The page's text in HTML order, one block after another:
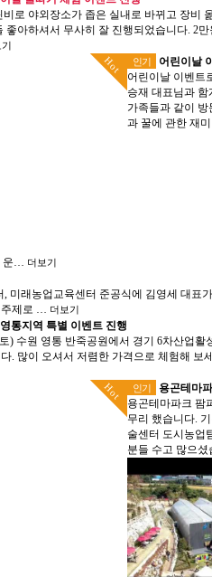
비로 야외장소가 좁은 실내로 바뀌고 장비
좋아하셔서 무사히 잘 진행되었습니다. 2
Hot 인기
어린이날 이벤
어린이날 이벤트
승재 대표님과
가족들과 같이
과 꿀에 관한 재
운… 더보기
미래농업교육센터 준공식에 김영세 대표
주제로 … 더보기
통지역 특별 이벤트 진행
) 수원 영통 반죽공원에서 경기 6차산업
. 많이 오셔서 저렴한 가격으로 체험해 보
Hot 인기
용곤테마
용곤테마파크 팜
무리 했습니다.
술센터 도시농업
분들 수고 많으